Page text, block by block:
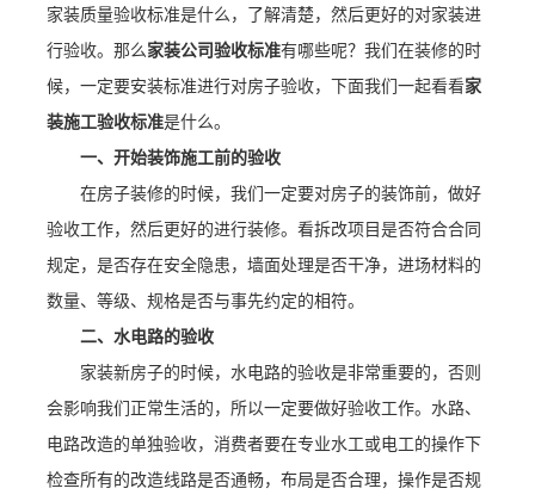
家装质量验收标准是什么，了解清楚，然后更好的对家装进
行验收。那么家装公司验收标准有哪些呢？我们在装修的时
候，一定要安装标准进行对房子验收，下面我们一起看看家
装施工验收标准是什么。
一、开始装饰施工前的验收
在房子装修的时候，我们一定要对房子的装饰前，做好
验收工作，然后更好的进行装修。看拆改项目是否符合合同
规定，是否存在安全隐患，墙面处理是否干净，进场材料的
数量、等级、规格是否与事先约定的相符。
二、水电路的验收
家装新房子的时候，水电路的验收是非常重要的，否则
会影响我们正常生活的，所以一定要做好验收工作。水路、
电路改造的单独验收，消费者要在专业水工或电工的操作下
检查所有的改造线路是否通畅，布局是否合理，操作是否规